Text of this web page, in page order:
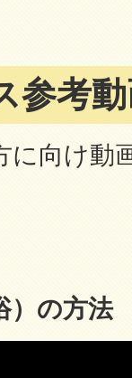
参考
に向け動
）の方法